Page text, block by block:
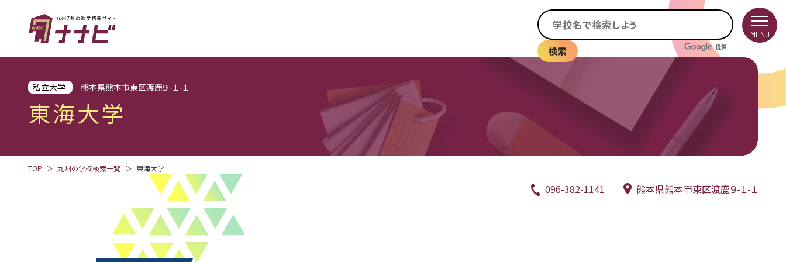
検索
私立大学 熊本県熊本市東区渡鹿９-１-１
東海大学
TOP 九州の学校検索一覧 東海大学
096-382-1141 熊本県熊本市東区渡鹿９-１-１
MENU